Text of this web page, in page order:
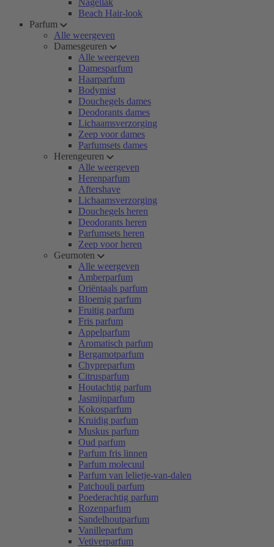
Nagellak
Beach Hair-look
Parfum
Alle weergeven
Damesgeuren
Alle weergeven
Damesparfum
Haarparfum
Bodymist
Douchegels dames
Deodorants dames
Lichaamsverzorging
Zeep voor dames
Parfumsets dames
Herengeuren
Alle weergeven
Herenparfum
Aftershave
Lichaamsverzorging
Douchegels heren
Deodorants heren
Parfumsets heren
Zeep voor heren
Geurnoten
Alle weergeven
Amberparfum
Oriëntaals parfum
Bloemig parfum
Fruitig parfum
Fris parfum
Appelparfum
Aromatisch parfum
Bergamotparfum
Chypreparfum
Citrusparfum
Houtachtig parfum
Jasmijnparfum
Kokosparfum
Kruidig parfum
Muskus parfum
Oud parfum
Parfum fris linnen
Parfum molecuul
Parfum van lelietje-van-dalen
Patchouli parfum
Poederachtig parfum
Rozenparfum
Sandelhoutparfum
Vanilleparfum
Vetiverparfum